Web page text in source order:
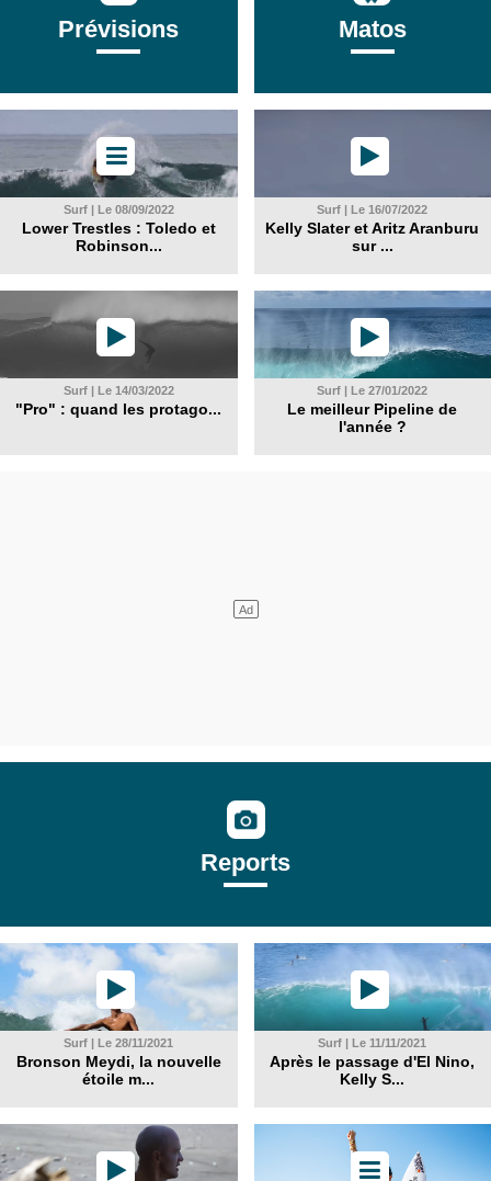
Prévisions Matos
Surf | Le 08/09/2022
Lower Trestles : Toledo et
Robinson...
Surf | Le 16/07/2022
Kelly Slater et Aritz Aranburu
sur ...
Surf | Le 14/03/2022
"Pro" : quand les protago...
Surf | Le 27/01/2022
Le meilleur Pipeline de
l'année ?
Reports
Surf | Le 28/11/2021
Bronson Meydi, la nouvelle
étoile m...
Surf | Le 11/11/2021
Après le passage d'El Nino,
Kelly S...